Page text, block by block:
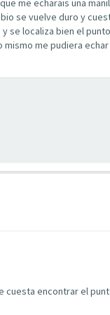
me echarais una
se vuelve duro y
se localiza bien el
me pudiera echar
cuesta encontrar el